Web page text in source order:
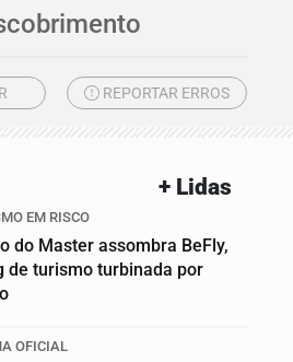
REPORTAR ERROS
+ Lidas
EM RISCO
do Master assombra BeFly,
de turismo turbinada por
OFICIAL